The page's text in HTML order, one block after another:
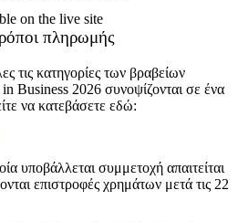
on the live site
πληρωμής
τις κατηγορίες των βραβείων
Business 2026 συνοψίζονται σε ένα
να κατεβάσετε εδώ:
υποβάλλεται συμμετοχή απαιτείται
επιστροφές χρημάτων μετά τις 22